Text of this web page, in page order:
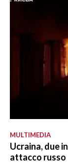
MULTIMEDIA
Ucraina, due
attacco russo